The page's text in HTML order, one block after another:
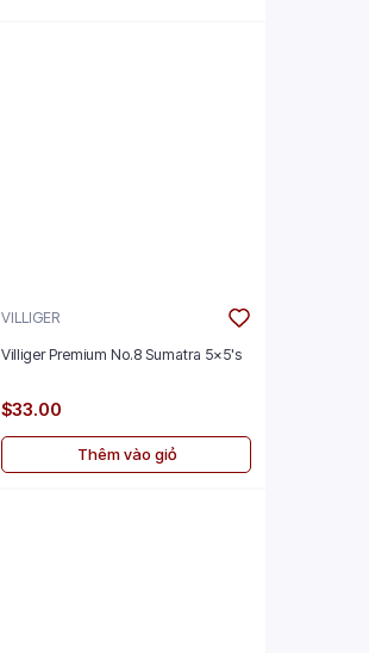
VILLIGER
Villiger Premium No.8 Sumatra 5x5's
$33.00
Thêm vào giỏ